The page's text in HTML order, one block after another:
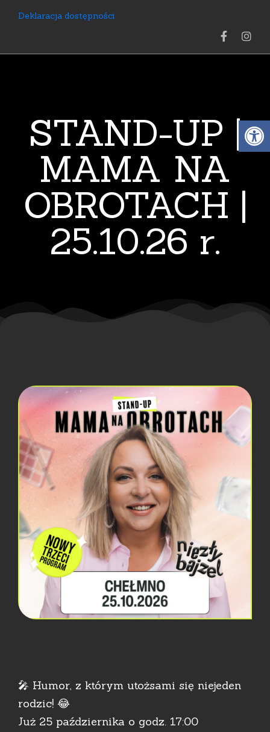
Deklaracja dostępności
STAND-UP |
MAMA NA
OBROTACH |
25.10.26 r.
🎤 Humor, z którym utożsami się niejeden
rodzic! 😂
Już 25 października o godz. 17:00